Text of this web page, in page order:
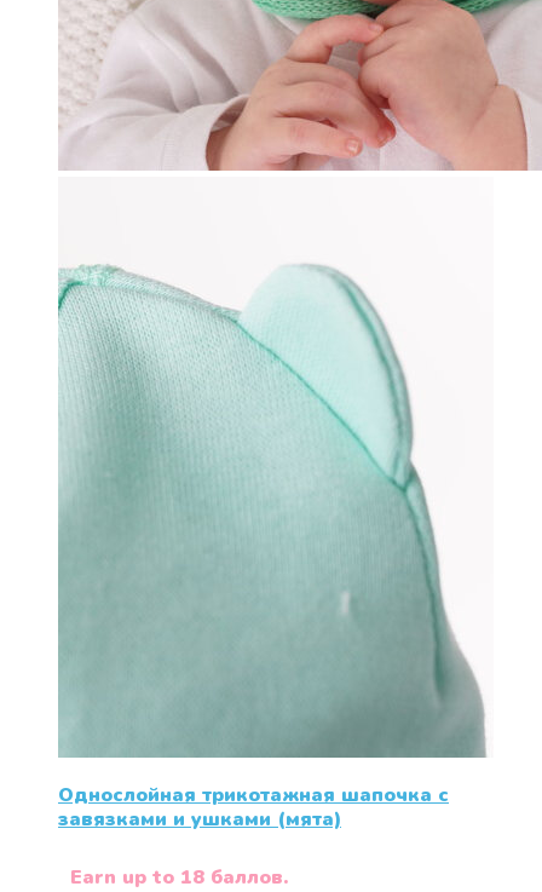
Однослойная трикотажная шапочка с
завязками и ушками (мята)
Earn up to 18 баллов.